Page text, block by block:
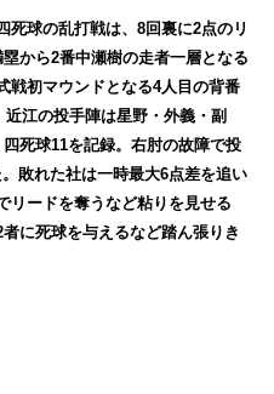
死球の乱打戦は、8回裏に2点のリ
から2番中瀬樹の走者一層となる
戦初マウンドとなる4人目の背番
江の投手陣は星野・外義・副
死球11を記録。右肘の故障で投
敗れた社は一時最大6点差を追い
リードを奪うなど粘りを見せる
に死球を与えるなど踏ん張りき